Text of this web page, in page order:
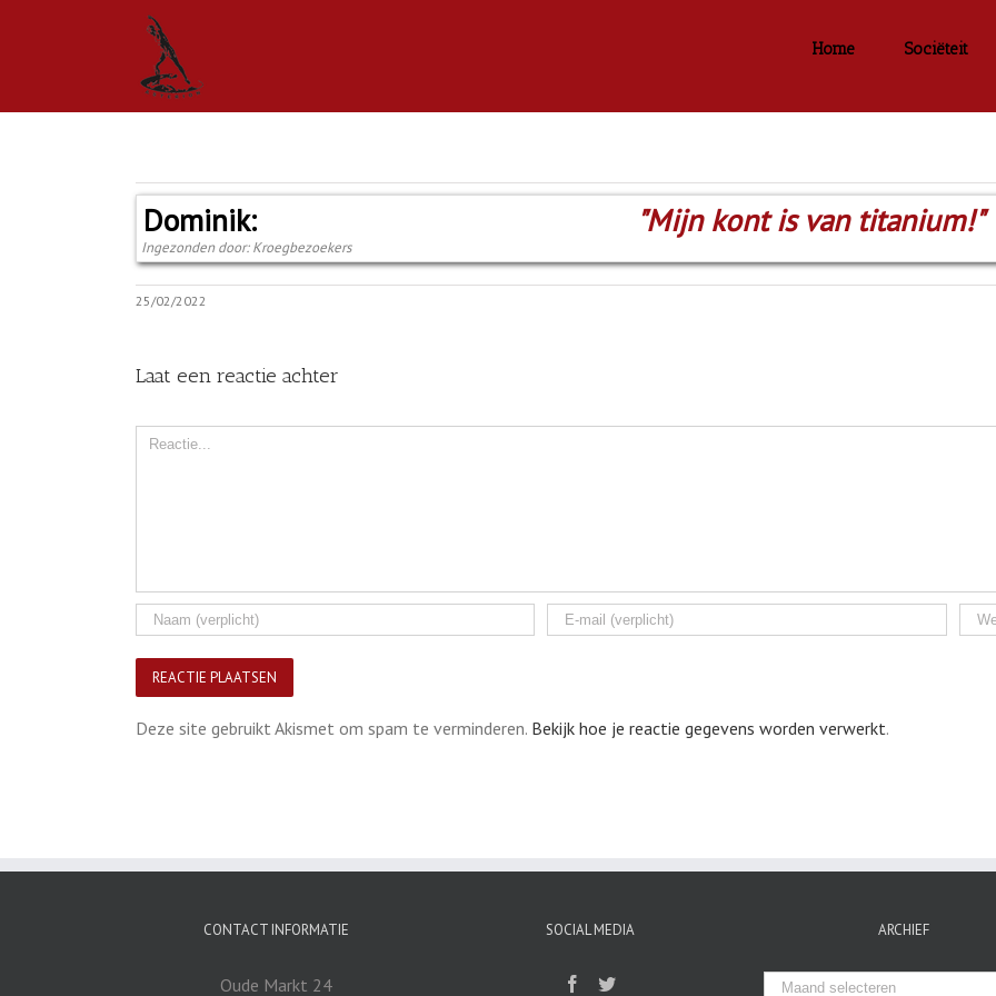
Home Sociëteit
Dominik: "Mijn kont is van titanium!"
Ingezonden door: Kroegbezoekers
25/02/2022
Laat een reactie achter
Comment
Deze site gebruikt Akismet om spam te verminderen. Bekijk hoe je reactie gegevens worden verwerkt.
CONTACT INFORMATIE
Oude Markt 24
SOCIAL MEDIA ARCHIEF